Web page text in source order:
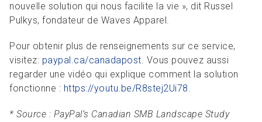
nouvelle solution qui nous facilite la vie », dit Russel
Pulkys, fondateur de Waves Apparel.
Pour obtenir plus de renseignements sur ce service,
visitez: paypal.ca/canadapost. Vous pouvez aussi
regarder une vidéo qui explique comment la solution
fonctionne : https://youtu.be/R8stej2Ui78.
* Source : PayPal’s Canadian SMB Landscape Study